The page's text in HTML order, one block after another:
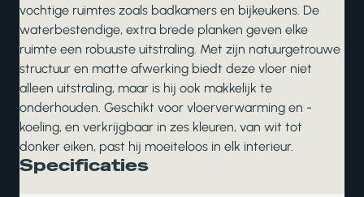
vochtige ruimtes zoals badkamers en bijkeukens. De
waterbestendige, extra brede planken geven elke
ruimte een robuuste uitstraling. Met zijn natuurgetrouwe
structuur en matte afwerking biedt deze vloer niet
alleen uitstraling, maar is hij ook makkelijk te
onderhouden. Geschikt voor vloerverwarming en -
koeling, en verkrijgbaar in zes kleuren, van wit tot
donker eiken, past hij moeiteloos in elk interieur.
Specificaties